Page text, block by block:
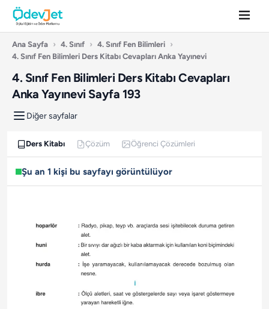
Ana Sayfa › 4. Sınıf › 4. Sınıf Fen Bilimleri ›
4. Sınıf Fen Bilimleri Ders Kitabı Cevapları Anka Yayınevi
4. Sınıf Fen Bilimleri Ders Kitabı Cevapları
Anka Yayınevi Sayfa 193
Diğer sayfalar
Ders Kitabı Çözüm Öğrenci Çözümleri
Şu an 1 kişi bu sayfayı görüntülüyor